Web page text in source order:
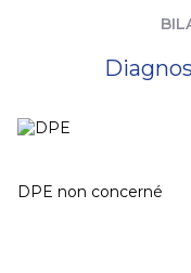
DPE non concerné